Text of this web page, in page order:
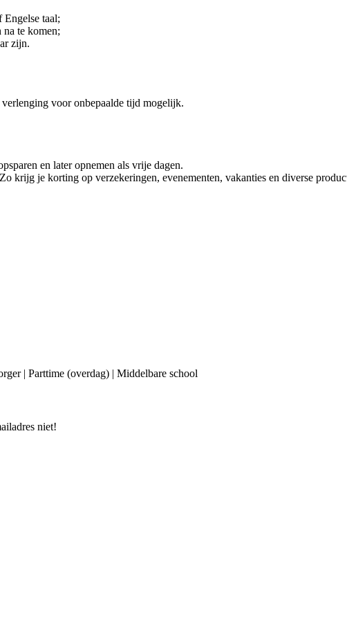
Engelse taal;
te komen;
zijn.
voor onbepaalde tijd mogelijk.
en later opnemen als vrije dagen.
krijg je korting op verzekeringen, evenementen, vakanties en diverse
| Parttime (overdag) | Middelbare school
niet!